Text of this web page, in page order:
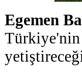
Egemen